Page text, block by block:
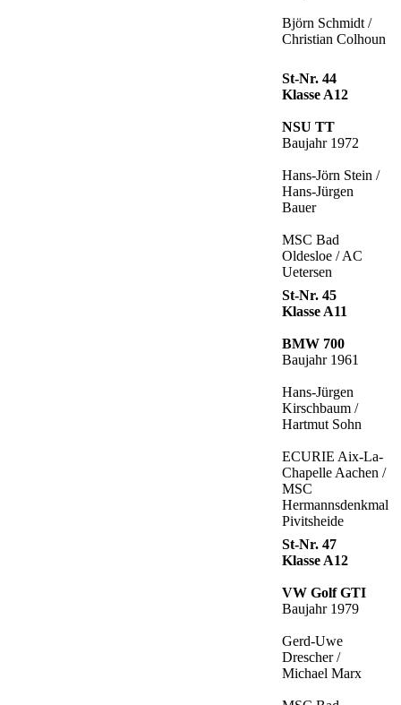
Björn Schmidt /
Christian Colhoun
St-Nr. 44
Klasse A12
NSU TT
Baujahr 1972
Hans-Jörn Stein /
Hans-Jürgen
Bauer
MSC Bad
Oldesloe / AC
Uetersen
St-Nr. 45
Klasse A11
BMW 700
Baujahr 1961
Hans-Jürgen
Kirschbaum /
Hartmut Sohn
ECURIE Aix-La-
Chapelle Aachen /
MSC
Hermannsdenkmal
Pivitsheide
St-Nr. 47
Klasse A12
VW Golf GTI
Baujahr 1979
Gerd-Uwe
Drescher /
Michael Marx